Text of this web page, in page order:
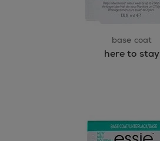
base coat
here to stay